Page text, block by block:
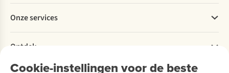
Cookie-instellingen voor de beste
Betalen
Levering
Retourneren
Bestelling herroepen
Garantie
Explore More
Verantwoord ondernemen
Over Ayacucho
Onze services
Ski-onderhoud
Ontdek
A.S.Magazine